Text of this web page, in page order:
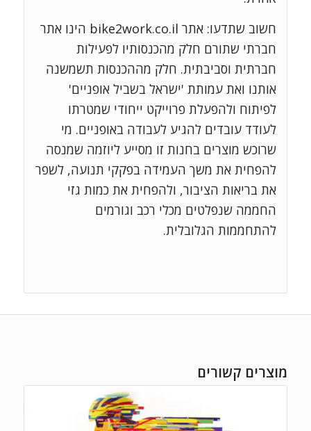
חשוב שתדעו: אתר bike2work.co.il הינו אתר
חברתי שתורם חלק מהכנסותיו לפעילות
חברתית וסביבתית. חלק מההכנסות תשמשנה
אותנו ואת עמותת 'ישראל בשביל אופניים'
לפיתוח ולהפעלת פרוייקט ייחודי שמטרתו
לעודד עובדים להגיע לעבודה באופניים. מי
שרוכש מוצרים בחנות זו מסייע ליוזמה שמנסה
להפחית את משך העמידה בפקקי תנועה, לשפר
את בריאות הציבור, ולהפחית את כמות גזי
החממה שנפלטים מכלי רכב וגורמים
להתחממות הגלובלית.
מוצרים קשורים